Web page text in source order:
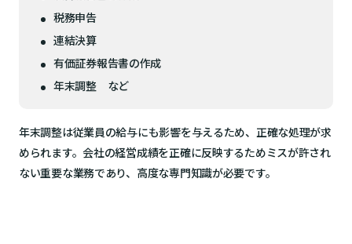
税務申告
連結決算
有価証券報告書の作成
年末調整 など
年末調整は従業員の給与にも影響を与えるため、正確な処理が求
められます。会社の経営成績を正確に反映するためミスが許され
ない重要な業務であり、高度な専門知識が必要です。